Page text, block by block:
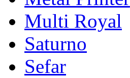
Multi Royal
Saturno
Sefar